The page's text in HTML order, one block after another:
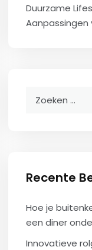
Duurzame
Aanpassingen
Recente
Hoe je
een diner
Innovatieve